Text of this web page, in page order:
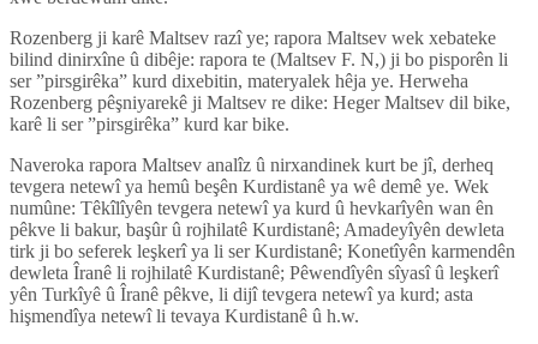
Rozenberg ji karê Maltsev razî ye; rapora Maltsev wek xebateke
bilind dinirxîne û dibêje: rapora te (Maltsev F. N,) ji bo pisporên li
ser ”pirsgirêka” kurd dixebitin, materyalek hêja ye. Herweha
Rozenberg pêşniyarekê ji Maltsev re dike: Heger Maltsev dil bike,
karê li ser ”pirsgirêka” kurd kar bike.
Naveroka rapora Maltsev analîz û nirxandinek kurt be jî, derheq
tevgera netewî ya hemû beşên Kurdistanê ya wê demê ye. Wek
numûne: Têkîlîyên tevgera netewî ya kurd û hevkarîyên wan ên
pêkve li bakur, başûr û rojhilatê Kurdistanê; Amadeyîyên dewleta
tirk ji bo seferek leşkerî ya li ser Kurdistanê; Konetîyên karmendên
dewleta Îranê li rojhilatê Kurdistanê; Pêwendîyên sîyasî û leşkerî
yên Turkîyê û Îranê pêkve, li dijî tevgera netewî ya kurd; asta
hişmendîya netewî li tevaya Kurdistanê û h.w.